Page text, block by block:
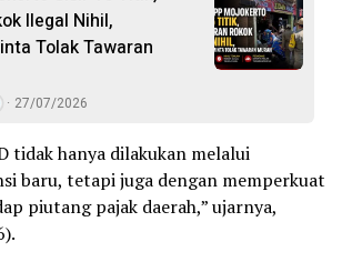
Ilegal Nihil,
Tolak Tawaran
27/07/2026
tidak hanya dilakukan melalui
baru, tetapi juga dengan memperkuat
piutang pajak daerah,” ujarnya,